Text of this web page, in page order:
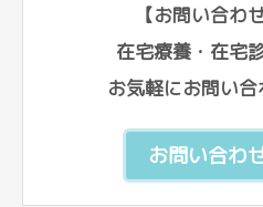
【お問い合わ
在宅療養・在宅
お気軽にお問い合
お問い合わ